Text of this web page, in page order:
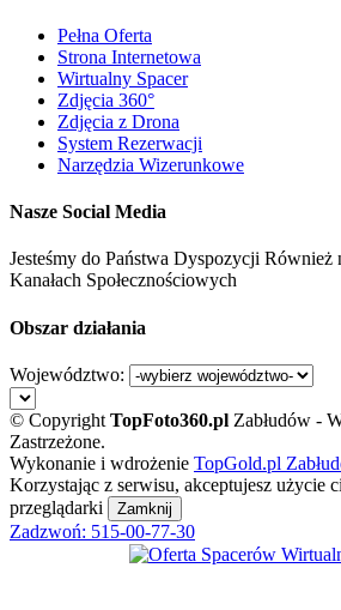
Pełna Oferta
Strona Internetowa
Wirtualny Spacer
Zdjęcia 360°
Zdjęcia z Drona
System Rezerwacji
Narzędzia Wizerunkowe
Nasze Social Media
Jesteśmy do Państwa Dyspozycji Również
Kanałach Społecznościowych
Obszar działania
Województwo:
© Copyright TopFoto360.pl Zabłudów -
Zastrzeżone.
Wykonanie i wdrożenie TopGold.pl
Korzystając z serwisu, akceptujesz użycie
przeglądarki
Zamknij
Zadzwoń: 515-00-77-30